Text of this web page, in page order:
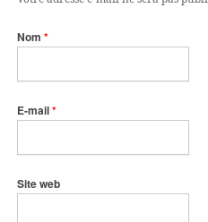
Nom *
E-mail*
Site web